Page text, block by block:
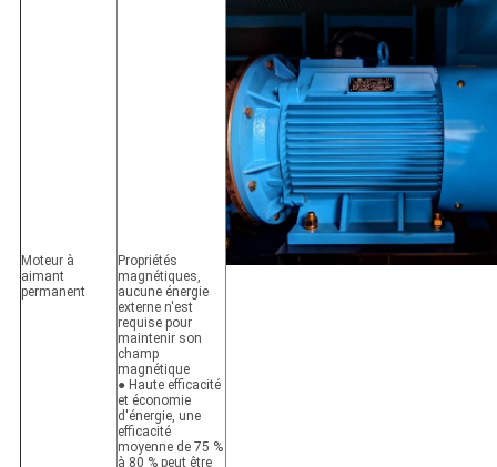
Moteur à
aimant
permanent
Propriétés
magnétiques,
aucune énergie
externe n'est
requise pour
maintenir son
champ
magnétique
● Haute efficacité
et économie
d'énergie, une
efficacité
moyenne de 75 %
à 80 % peut être